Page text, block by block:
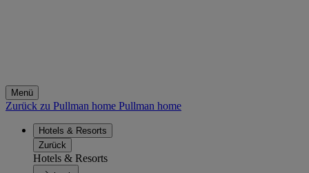
Menü
Zurück zu Pullman home Pullman home
Hotels & Resorts
Zurück
Hotels & Resorts